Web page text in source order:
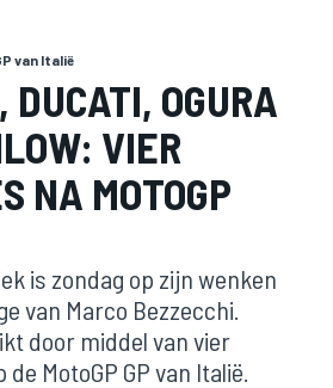
van Italië
DUCATI, OGURA
VIER
NA MOTOGP
is zondag op zijn wenken
van Marco Bezzecchi.
door middel van vier
MotoGP GP van Italië.